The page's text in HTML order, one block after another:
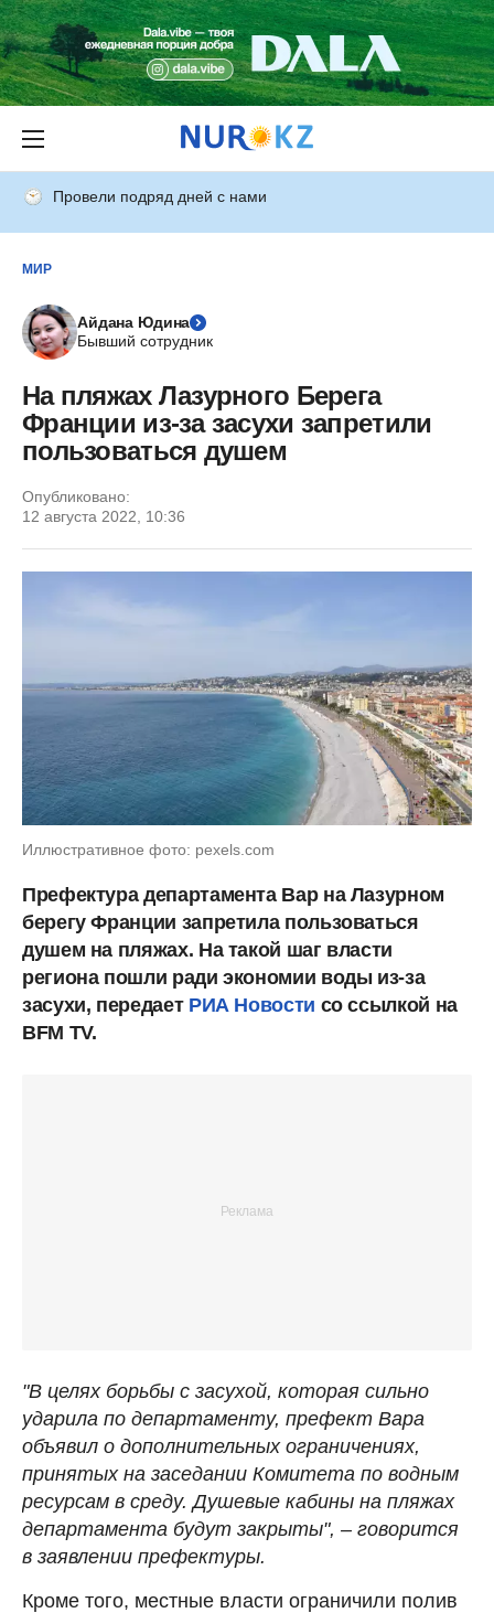
Провели подряд дней с нами
МИР
Айдана Юдина
Бывший сотрудник
На пляжах Лазурного Берега
Франции из-за засухи запретили
пользоваться душем
Опубликовано:
12 августа 2022, 10:36
Иллюстративное фото: pexels.com
Префектура департамента Вар на Лазурном
берегу Франции запретила пользоваться
душем на пляжах. На такой шаг власти
региона пошли ради экономии воды из-за
засухи, передает РИА Новости со ссылкой на
BFM TV.
"В целях борьбы с засухой, которая сильно
ударила по департаменту, префект Вара
объявил о дополнительных ограничениях,
принятых на заседании Комитета по водным
ресурсам в среду. Душевые кабины на пляжах
департамента будут закрыты", – говорится
в заявлении префектуры.
Кроме того, местные власти ограничили полив